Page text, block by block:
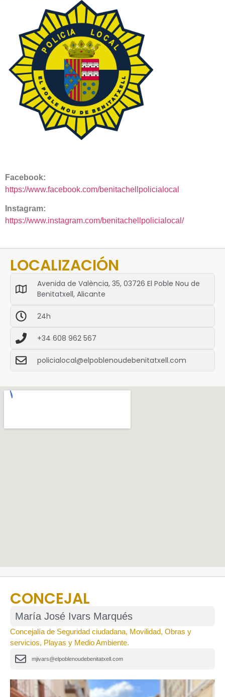
Facebook:
https://www.facebook.com/benitachellpolicialocal
Instagram:
https://www.instagram.com/benitachellpolicialocal/
LOCALIZACIÓN
Avenida de València, 35, 03726 El Poble Nou de
Benitatxell, Alicante
24h
+34 608 962 567
policialocal@elpoblenoudebenitatxell.com
CONCEJAL
María José Ivars Marqués
Concejalía de Seguridad ciudadana, Movilidad, Obras y
servicios, Playas y Medio Ambiente.
mjivars@elpoblenoudebenitatxell.com